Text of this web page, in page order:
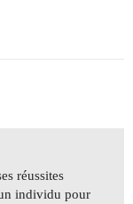
réussites
individu pour